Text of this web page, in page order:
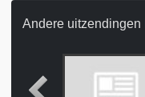
Andere uitzendingen